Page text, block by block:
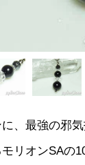
、最強の邪
リオンSAの